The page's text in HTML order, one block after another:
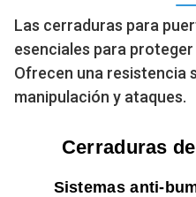
Las cerraduras para
esenciales para
Ofrecen una resistencia
manipulación y ataques.
Cerraduras
Sistemas anti-